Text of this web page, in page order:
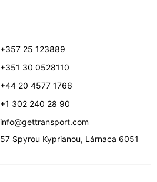
+357 25 123889
+351 30 0528110
+44 20 4577 1766
+1 302 240 28 90
info@gettransport.com
57 Spyrou Kyprianou, Lárnaca 6051